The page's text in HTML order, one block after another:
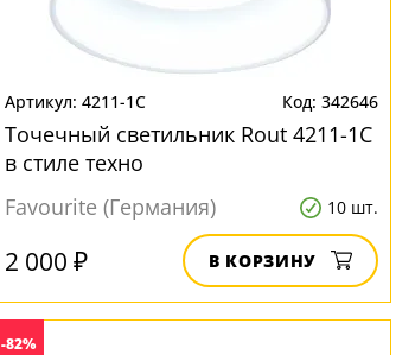
4211-1C 342646
Точечный светильник Rout 4211-1C
в стиле техно
Favourite (Германия)
10 шт.
2 000 ₽ В КОРЗИНУ
-82%